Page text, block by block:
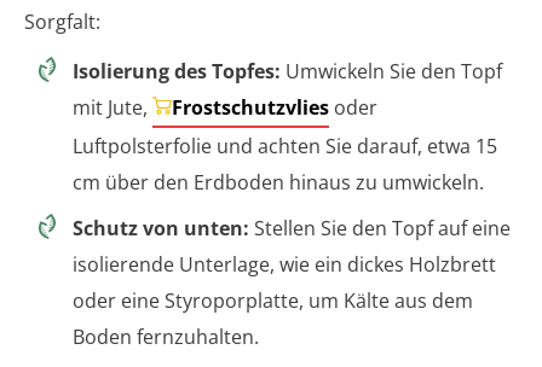
Sorgfalt:
Isolierung des Topfes: Umwickeln Sie den Topf
mit Jute,
Frostschutzvlies oder
Luftpolsterfolie und achten Sie darauf, etwa 15
cm über den Erdboden hinaus zu umwickeln.
Schutz von unten: Stellen Sie den Topf auf eine
isolierende Unterlage, wie ein dickes Holzbrett
oder eine Styroporplatte, um Kälte aus dem
Boden fernzuhalten.